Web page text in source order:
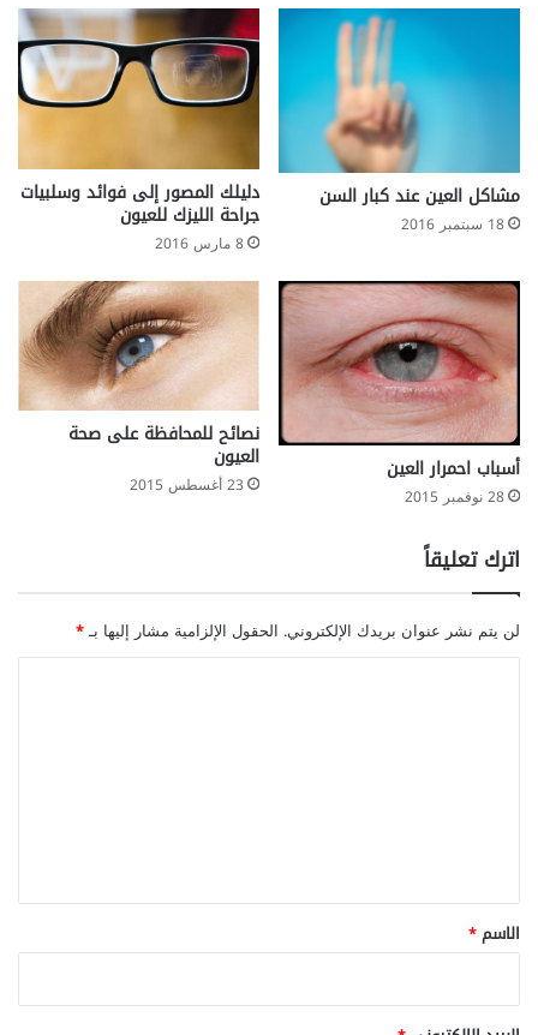
مشاكل العين عند كبار السن
18 سبتمبر 2016
دليلك المصور إلى فوائد وسلبيات
جراحة الليزك للعيون
8 مارس 2016
أسباب احمرار العين
28 نوفمبر 2015
نصائح للمحافظة على صحة
العيون
23 أغسطس 2015
اترك تعليقاً
لن يتم نشر عنوان بريدك الإلكتروني. الحقول الإلزامية مشار إليها بـ*
*
الاسم*